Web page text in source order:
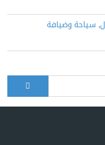
,سياحة وضيافة
بحث